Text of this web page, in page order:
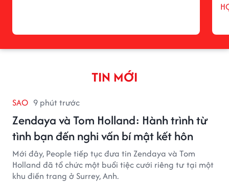
TIN MỚI
SAO 9 phút trước
Zendaya và Tom Holland: Hành trình từ
tình bạn đến nghi vấn bí mật kết hôn
Mới đây, People tiếp tục đưa tin Zendaya và Tom
Holland đã tổ chức một buổi tiệc cưới riêng tư tại một
khu điền trang ở Surrey, Anh.